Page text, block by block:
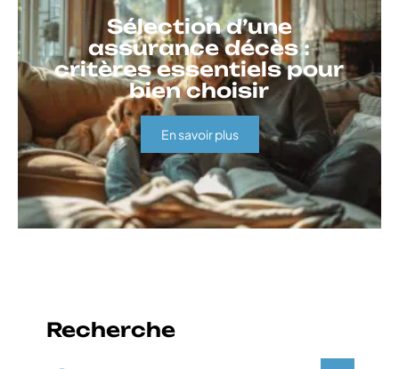
Sélection d’une
assurance décès :
critères essentiels pour
bien choisir
En savoir plus
Recherche